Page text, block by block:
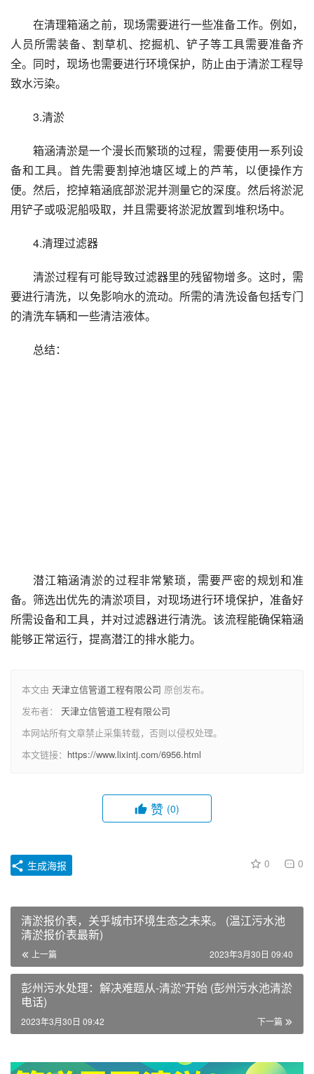
在清理箱涵之前，现场需要进行一些准备工作。例如，
人员所需装备、割草机、挖掘机、铲子等工具需要准备齐
全。同时，现场也需要进行环境保护，防止由于清淤工程导
致水污染。
3.清淤
箱涵清淤是一个漫长而繁琐的过程，需要使用一系列设
备和工具。首先需要割掉池塘区域上的芦苇，以便操作方
便。然后，挖掉箱涵底部淤泥并测量它的深度。然后将淤泥
用铲子或吸泥船吸取，并且需要将淤泥放置到堆积场中。
4.清理过滤器
清淤过程有可能导致过滤器里的残留物增多。这时，需
要进行清洗，以免影响水的流动。所需的清洗设备包括专门
的清洗车辆和一些清洁液体。
总结：
潜江箱涵清淤的过程非常繁琐，需要严密的规划和准
备。筛选出优先的清淤项目，对现场进行环境保护，准备好
所需设备和工具，并对过滤器进行清洗。该流程能确保箱涵
能够正常运行，提高潜江的排水能力。
本文由 天津立信管道工程有限公司 原创发布。
发布者： 天津立信管道工程有限公司
本网站所有文章禁止采集转载，否则以侵权处理。
本文链接： https://www.lixintj.com/6956.html
赞 (0)
0 0
生成海报
清淤报价表，关乎城市环境生态之未来。 (温江污水池
清淤报价表最新)
上一篇 2023年3月30日 09:40
彭州污水处理：解决难题从-清淤”开始 (彭州污水池清淤
电话)
下一篇
2023年3月30日 09:42